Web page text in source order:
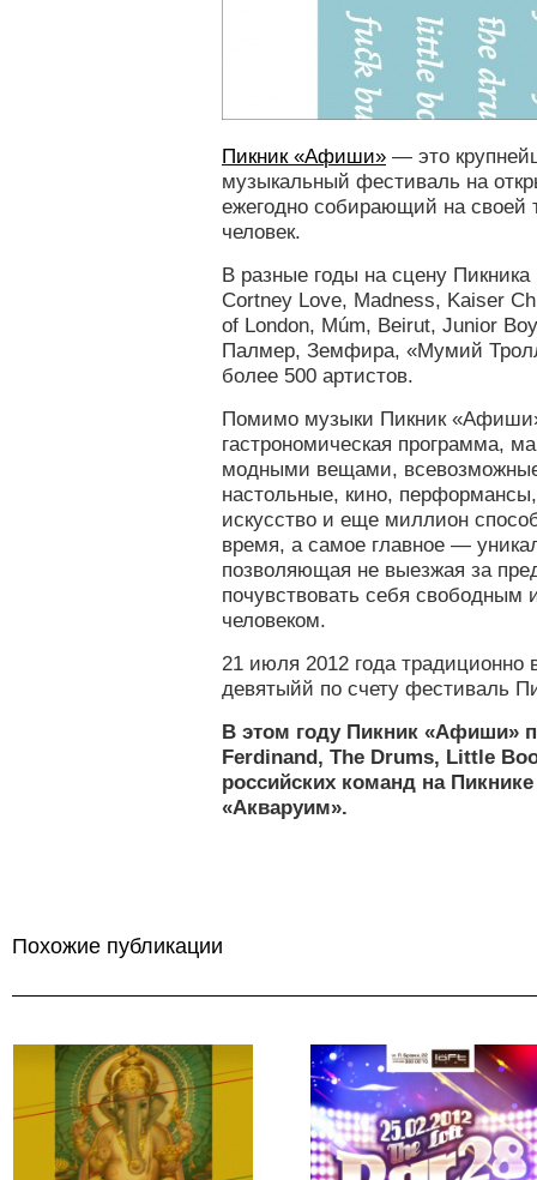
Пикник «Афиши» — это
музыкальный фестиваль на
ежегодно собирающий на своей
человек.
В разные годы на сцену
Cortney Love, Madness, Kaiser
of London, Múm, Beirut, Junior
Палмер, Земфира, «Мумий
более 500 артистов.
Помимо музыки Пикник
гастрономическая программа,
модными вещами,
настольные, кино,
искусство и еще миллион
время, а самое главное —
позволяющая не выезжая за
почувствовать себя свободным
человеком.
21 июля 2012 года традиционно
девятыйй по счету фестиваль
В этом году Пикник «Афиши»
Ferdinand, The Drums, Little
российских команд на
«Акваруим».
Похожие публикации